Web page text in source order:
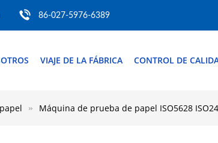
86-027-5976-6389
VIAJE DE LA FÁBRICA CONTROL DE
Máquina de prueba de papel ISO5628